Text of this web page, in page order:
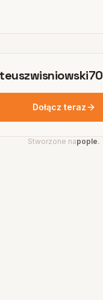
Dołącz teraz
Stworzone napople.